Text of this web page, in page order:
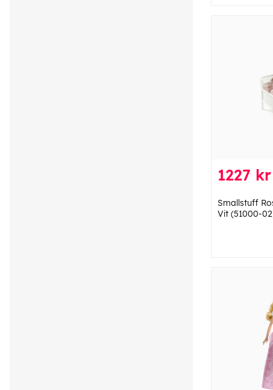
1227 kr
Smallstuff
Vit (51000-